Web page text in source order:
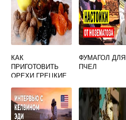
КАК
ПРИГОТОВИТЬ
ОРЕХИ ГРЕЦКИЕ
ФУМАГОЛ ДЛЯ
ПЧЕЛ